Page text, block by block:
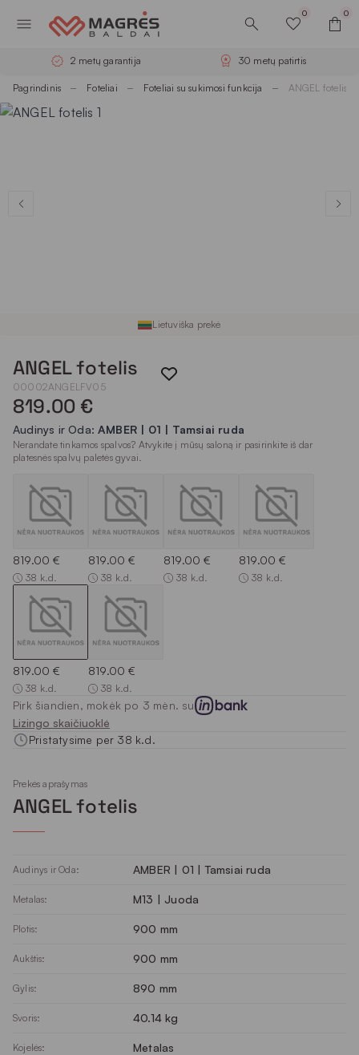
0 0
2 metų garantija 30 metų patirtis
Pagrindinis Foteliai Foteliai su sukimosi funkcija ANGEL fotelis
Lietuviška prekė
ANGEL fotelis
00002ANGELFV05
819.00 €
Audinys ir Oda: AMBER | 01 | Tamsiai ruda
Nerandate tinkamos spalvos? Atvykite į mūsų saloną ir pasirinkite iš dar
platesnės spalvų paletės gyvai.
819.00 €
38 k.d.
819.00 €
38 k.d.
819.00 €
38 k.d.
819.00 €
38 k.d.
819.00 €
38 k.d.
819.00 €
38 k.d.
Pirk šiandien, mokėk po 3 mėn. su
Lizingo skaičiuoklė
Pristatysime per 38 k.d.
Prekės aprašymas
ANGEL fotelis
Audinys ir Oda: AMBER | 01 | Tamsiai ruda
Metalas: M13 | Juoda
Plotis: 900 mm
Aukštis: 900 mm
Gylis: 890 mm
Svoris: 40.14 kg
Kojelės: Metalas